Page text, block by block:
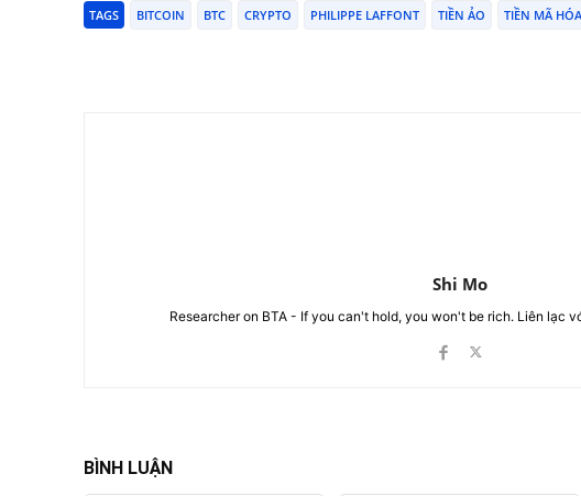
TAGS BITCOIN BTC CRYPTO PHILIPPE LAFFONT TIỀN ẢO TIỀN MÃ HÓA
Shi Mo
Researcher on BTA - If you can't hold, you won't be rich. Liên lạc
BÌNH LUẬN